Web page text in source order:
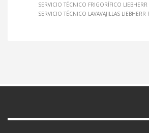
SERVICIO TÉCNICO FRIGORÍFICO LIEBHERR
SERVICIO TÉCNICO LAVAVAJILLAS LIEBHERR